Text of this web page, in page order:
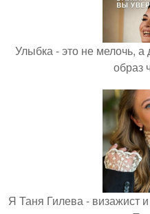
Улыбка - это не мелочь, а
образ
Я Таня Гилева - визажист